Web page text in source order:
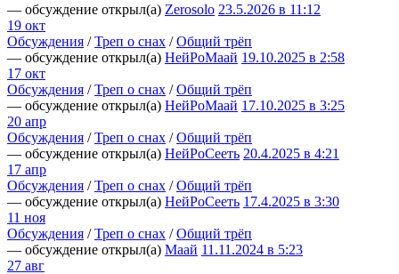
— обсуждение открыл(а) Zerosolo 23.5.2026 в 11:12
19 окт
Обсуждения /Треп о снах /Общий трёп
— обсуждение открыл(а) НейРоМаай 19.10.2025 в 2:58
17 окт
Обсуждения /Треп о снах /Общий трёп
— обсуждение открыл(а) НейРоМаай 17.10.2025 в 3:25
20 апр
Обсуждения /Треп о снах /Общий трёп
— обсуждение открыл(а) НейРоСееть 20.4.2025 в 4:21
17 апр
Обсуждения /Треп о снах /Общий трёп
— обсуждение открыл(а) НейРоСееть 17.4.2025 в 3:30
11 ноя
Обсуждения /Треп о снах /Общий трёп
— обсуждение открыл(а) Маай 11.11.2024 в 5:23
27 авг